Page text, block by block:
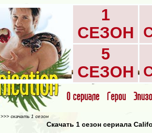
1
СЕЗОН
5
СЕЗОН
>>> скачать 1 сезон
Скачать 1 сезон сериала